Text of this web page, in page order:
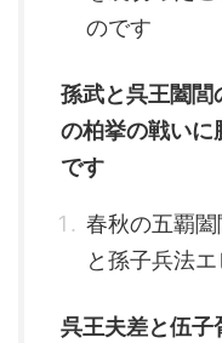
のです
孫武と呉王闔閭
の柏挙の戦いに
です
春秋の五覇
と孫子兵法
呉王夫差と伍子